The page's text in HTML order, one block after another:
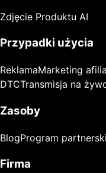
Zdjęcie Produktu AI
Przypadki użycia
ReklamaMarketing
DTCTransmisja na
Zasoby
BlogProgram partnerski
Firma